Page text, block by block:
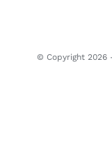
© Copyright 2026